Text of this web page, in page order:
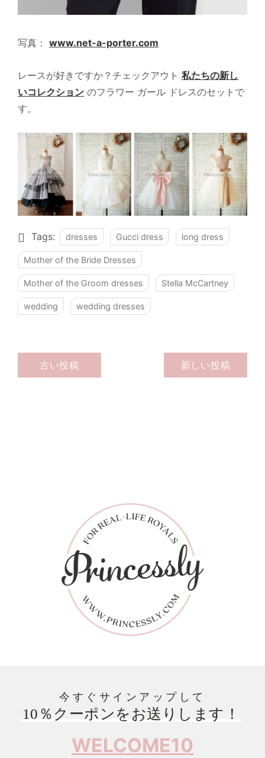
写真： www.net-a-porter.com
レースが好きですか？チェックアウト 私たちの新し
いコレクション のフラワー ガール ドレスのセットで
す。
Tags: dresses Gucci dress long dress
Mother of the Bride Dresses
Mother of the Groom dresses Stella McCartney
wedding wedding dresses
古い投稿 新しい投稿
今すぐサインアップして
10％クーポンをお送りします！
WELCOME10